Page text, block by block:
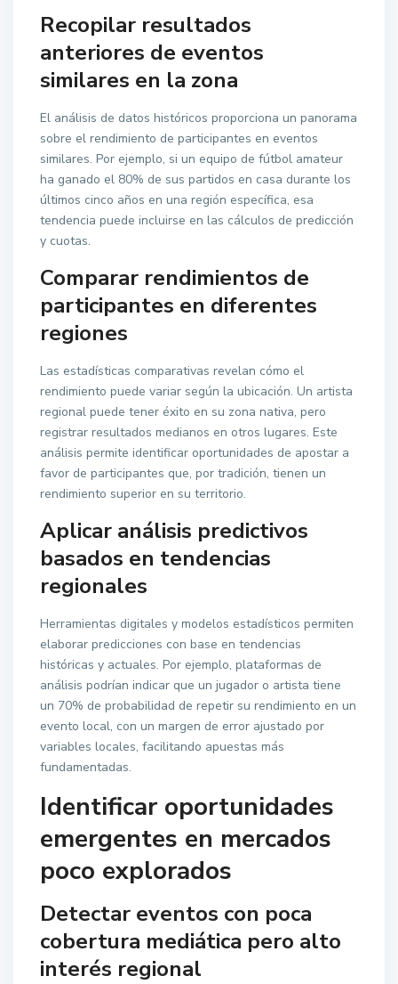
Recopilar resultados
anteriores de eventos
similares en la zona
El análisis de datos históricos proporciona un panorama
sobre el rendimiento de participantes en eventos
similares. Por ejemplo, si un equipo de fútbol amateur
ha ganado el 80% de sus partidos en casa durante los
últimos cinco años en una región específica, esa
tendencia puede incluirse en las cálculos de predicción
y cuotas.
Comparar rendimientos de
participantes en diferentes
regiones
Las estadísticas comparativas revelan cómo el
rendimiento puede variar según la ubicación. Un artista
regional puede tener éxito en su zona nativa, pero
registrar resultados medianos en otros lugares. Este
análisis permite identificar oportunidades de apostar a
favor de participantes que, por tradición, tienen un
rendimiento superior en su territorio.
Aplicar análisis predictivos
basados en tendencias
regionales
Herramientas digitales y modelos estadísticos permiten
elaborar predicciones con base en tendencias
históricas y actuales. Por ejemplo, plataformas de
análisis podrían indicar que un jugador o artista tiene
un 70% de probabilidad de repetir su rendimiento en un
evento local, con un margen de error ajustado por
variables locales, facilitando apuestas más
fundamentadas.
Identificar oportunidades
emergentes en mercados
poco explorados
Detectar eventos con poca
cobertura mediática pero alto
interés regional